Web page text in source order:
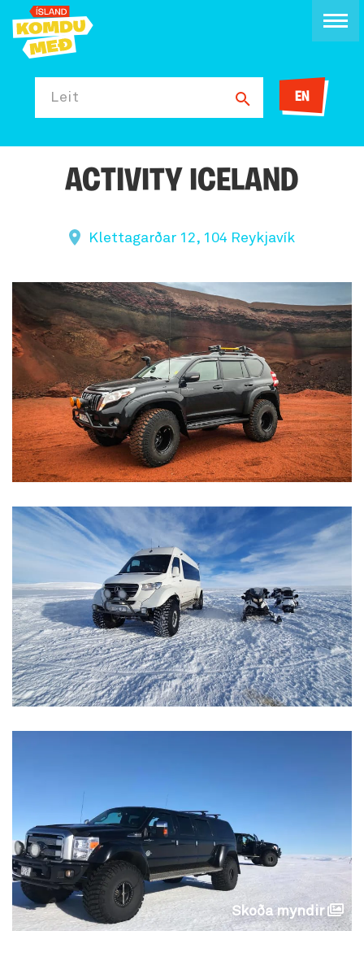
Leit EN
ACTIVITY ICELAND
Klettagarðar 12, 104 Reykjavík
Skoða myndir